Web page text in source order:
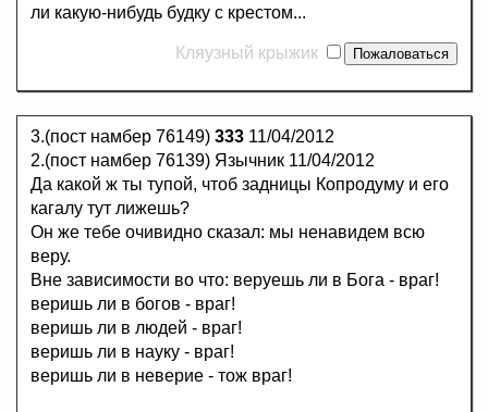
ли какую-нибудь будку с крестом...
Кляузный крыжик
3.(пост намбер 76149) 333 11/04/2012
2.(пост намбер 76139) Язычник 11/04/2012
Да какой ж ты тупой, чтоб задницы Копродуму и его
кагалу тут лижешь?
Он же тебе очивидно сказал: мы ненавидем всю
веру.
Вне зависимости во что: веруешь ли в Бога - враг!
веришь ли в богов - враг!
веришь ли в людей - враг!
веришь ли в науку - враг!
веришь ли в неверие - тож враг!